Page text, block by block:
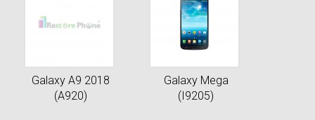
Galaxy A9 2018
(A920)
Galaxy Mega
(I9205)